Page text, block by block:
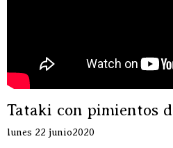
Tataki con pimientos
lunes 22 junio2020